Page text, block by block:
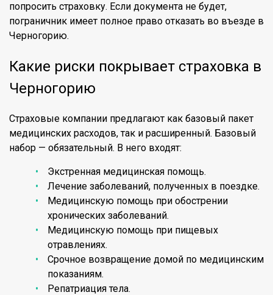
попросить страховку. Если документа не будет,
пограничник имеет полное право отказать во въезде в
Черногорию.
Какие риски покрывает страховка в
Черногорию
Страховые компании предлагают как базовый пакет
медицинских расходов, так и расширенный. Базовый
набор — обязательный. В него входят:
Экстренная медицинская помощь.
Лечение заболеваний, полученных в поездке.
Медицинскую помощь при обострении
хронических заболеваний.
Медицинскую помощь при пищевых
отравлениях.
Срочное возвращение домой по медицинским
показаниям.
Репатриация тела.